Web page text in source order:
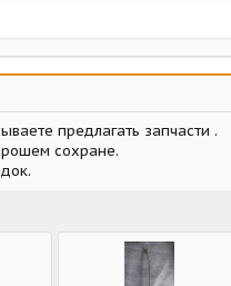
предлагать запчасти .
сохране.